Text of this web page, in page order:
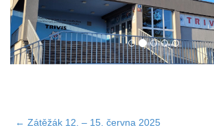
← Zátěžák 12. – 15. června 2025